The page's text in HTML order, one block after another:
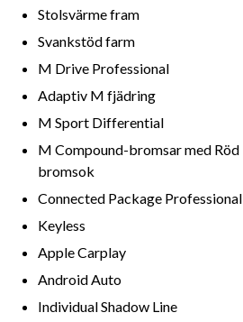
Stolsvärme fram
Svankstöd farm
M Drive Professional
Adaptiv M fjädring
M Sport Differential
M Compound-bromsar med Röd
bromsok
Connected Package Professional
Keyless
Apple Carplay
Android Auto
Individual Shadow Line